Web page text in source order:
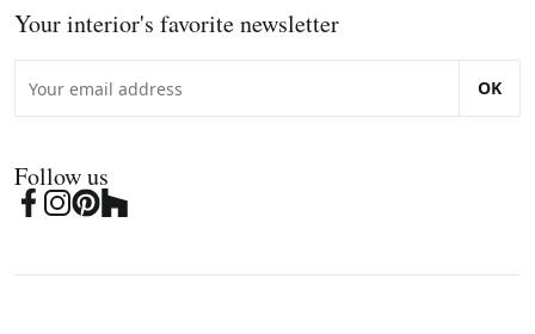
Your interior's favorite newsletter
OK
Follow us